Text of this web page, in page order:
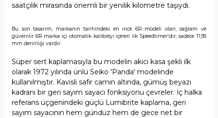
saatçilik mirasında önemli bir yenilik kilometre taşıydı.
Bu son tasarım, markanın tarihindeki en ince 6R modeli olan, sağlam ve
güvenilir 6R marka içi otomatik kalibreyi içeren ilk Speedtimer'dır; sadece 11,95
mm derinliği vardır.
Süper sert kaplamasıyla bu modelin akıcı kasa şekli ilk
olarak 1972 yılında ünlü Seiko 'Panda' modelinde
kullanılmıştır. Kavisli safir camın altında, gümüş beyazı
kadranı bir geri sayım sayacı fonksiyonu çevreler. İç halka
referans üçgenindeki güçlü Lumibrite kaplama, geri
sayım sayacının hem gündüz hem de gece net bir